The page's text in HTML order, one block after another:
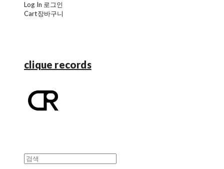
Log In 로그인
Cart장바구니
clique records